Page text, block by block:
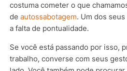
costuma cometer o que
de autossabotagem. Um dos
a falta de pontualidade.
Se você está passando por isso,
trabalho, converse com seus